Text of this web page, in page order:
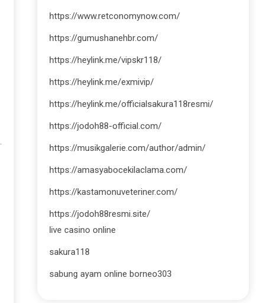
https://www.retconomynow.com/
https://gumushanehbr.com/
https://heylink.me/vipskr118/
https://heylink.me/exmivip/
https://heylink.me/officialsakura118resmi/
https://jodoh88-official.com/
https://musikgalerie.com/author/admin/
https://amasyabocekilaclama.com/
https://kastamonuveteriner.com/
https://jodoh88resmi.site/
live casino online
sakura118
sabung ayam online borneo303